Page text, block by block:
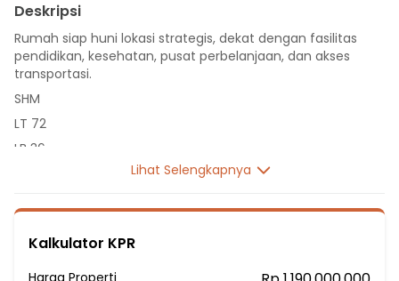
Deskripsi
Rumah siap huni lokasi strategis, dekat dengan fasilitas
pendidikan, kesehatan, pusat perbelanjaan, dan akses
transportasi.
SHM
LT 72
LB 36
Listrik 1300 VA
Sumber Air PDAM
Lihat Selengkapnya
Kalkulator KPR
Harga Properti